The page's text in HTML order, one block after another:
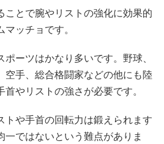
ことで腕やリストの強化に効果的
ッチョです。
ーツはかなり多いです。野球、
空手、総合格闘家などの他にも陸
首やリストの強さが必要です。
トや手首の回転力は鍛えられます
一ではないという難点がありま